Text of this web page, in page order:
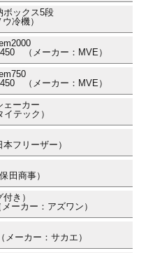
ックス5段
冷機）
（メーカー：MVE）
（メーカー：MVE）
ーカー
テック）
フリーザー）
田商事）
き）
ーカー：アズワン）
ーカー：サカエ）